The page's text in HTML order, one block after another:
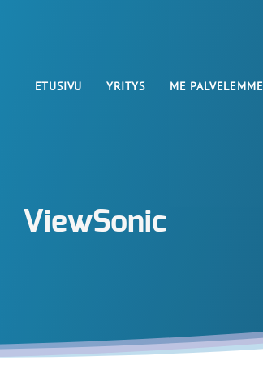
ETUSIVU YRITYS ME PALVELEMME
ViewSonic